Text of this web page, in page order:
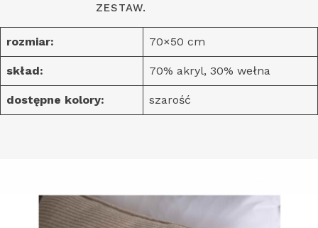
ZESTAW.
rozmiar: 70×50 cm
skład: 70% akryl, 30% wełna
dostępne kolory: szarość